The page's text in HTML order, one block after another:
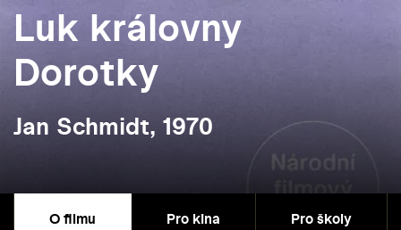
Luk královny
Dorotky
Jan Schmidt, 1970
O filmu Pro kina Pro školy